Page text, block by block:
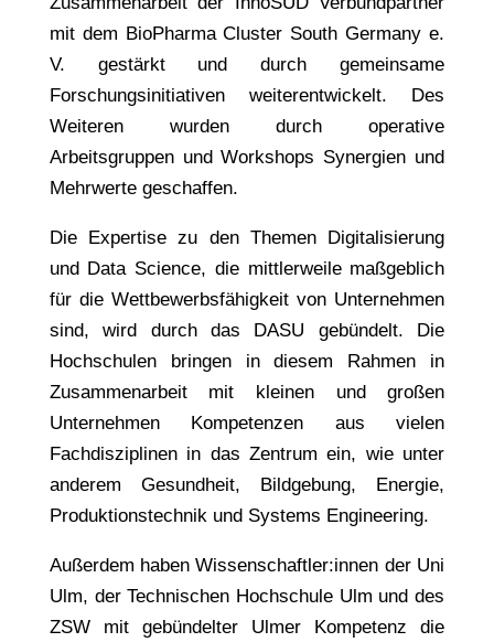
mit dem BioPharma Cluster South Germany e.
V. gestärkt und durch gemeinsame
Forschungsinitiativen weiterentwickelt. Des
Weiteren wurden durch operative
Arbeitsgruppen und Workshops Synergien und
Mehrwerte geschaffen.
Die Expertise zu den Themen Digitalisierung
und Data Science, die mittlerweile maßgeblich
für die Wettbewerbsfähigkeit von Unternehmen
sind, wird durch das DASU gebündelt. Die
Hochschulen bringen in diesem Rahmen in
Zusammenarbeit mit kleinen und großen
Unternehmen Kompetenzen aus vielen
Fachdisziplinen in das Zentrum ein, wie unter
anderem Gesundheit, Bildgebung, Energie,
Produktionstechnik und Systems Engineering.
Außerdem haben Wissenschaftler:innen der Uni
Ulm, der Technischen Hochschule Ulm und des
ZSW mit gebündelter Ulmer Kompetenz die